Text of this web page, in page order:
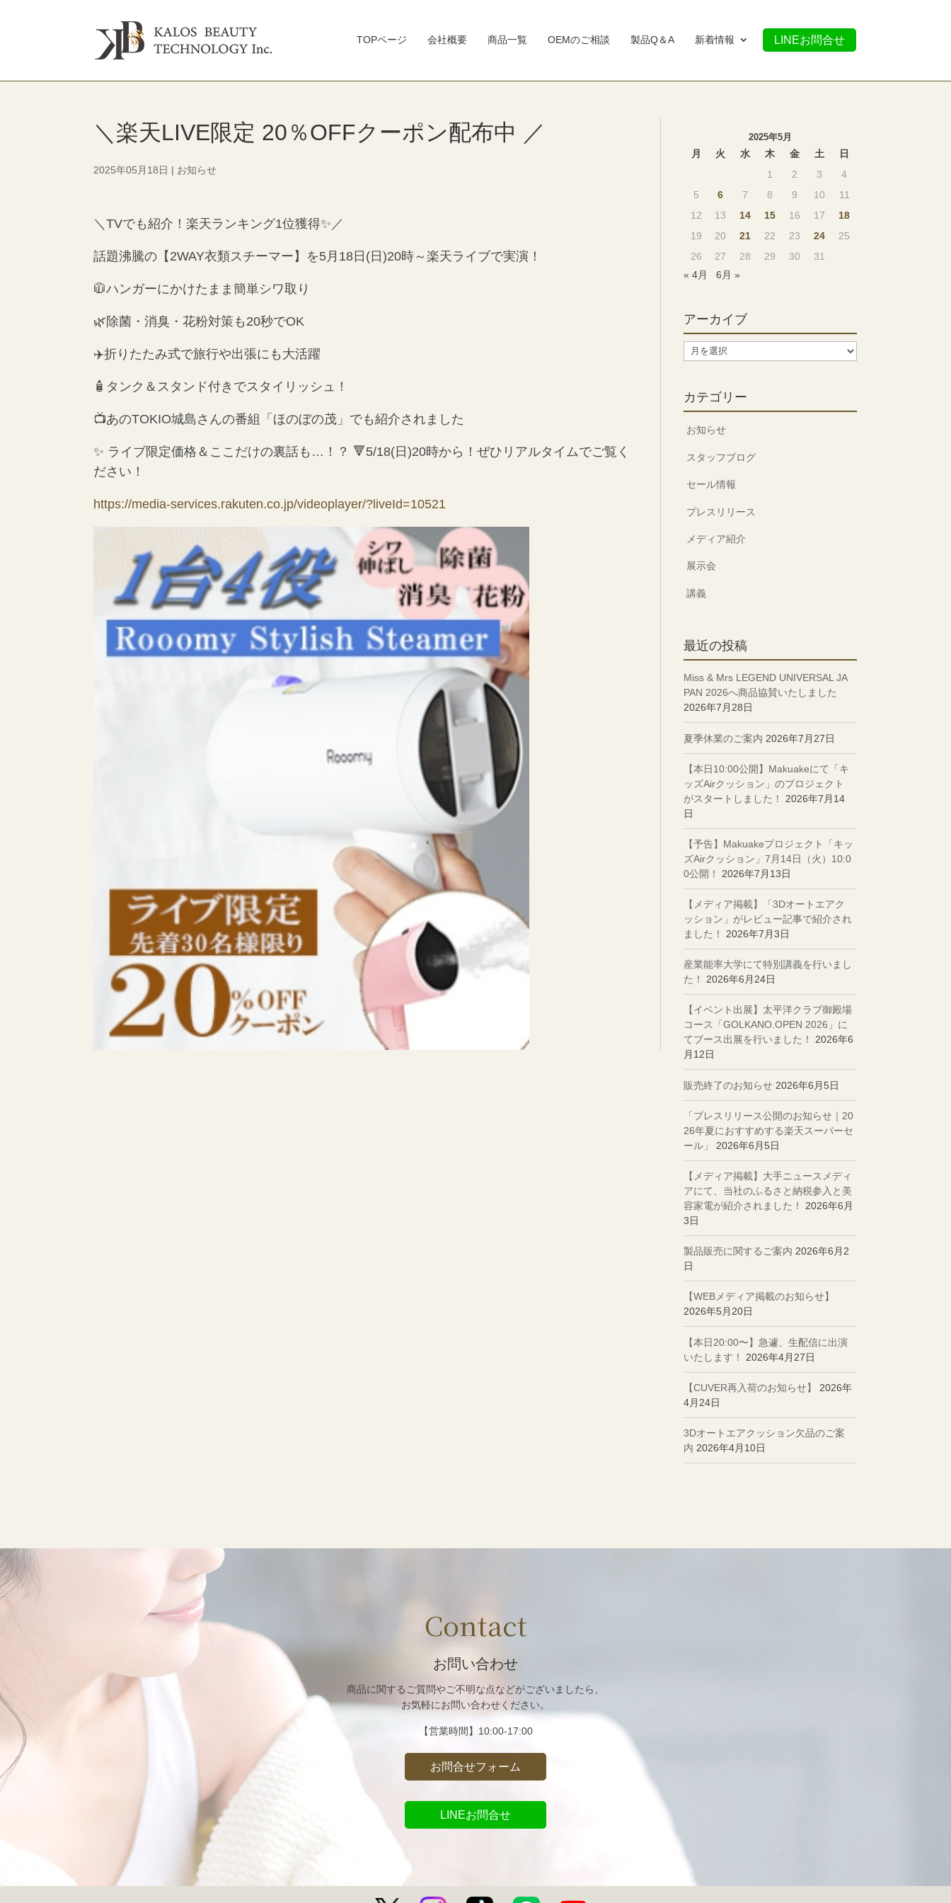
TOPページ 会社概要 商品一覧 OEMのご相談 製品Q＆A 新着情報 LINEお問合せ
＼楽天LIVE限定 20％OFFクーポン配布中 ／
2025年05月18日 | お知らせ
＼TVでも紹介！楽天ランキング1位獲得✨／
話題沸騰の【2WAY衣類スチーマー】を5月18日(日)20時～楽天ライブで実演！
🧥ハンガーにかけたまま簡単シワ取り
🌿除菌・消臭・花粉対策も20秒でOK
✈️折りたたみ式で旅行や出張にも大活躍
🧴タンク＆スタンド付きでスタイリッシュ！
📺あのTOKIO城島さんの番組「ほのぼの茂」でも紹介されました
✨ ライブ限定価格＆ここだけの裏話も…！？ 🔻5/18(日)20時から！ぜひリアルタイムでご覧く
ださい！
https://media-services.rakuten.co.jp/videoplayer/?liveId=10521
2025年5月
月 火 水 木 金 土
日
1
2 3
4
5
6 7 8 9 10
11
12
13 14 15 16 17
18
19
20 21 22 23 24
25
26
27 28 29 30
31
« 4月
6月 »
アーカイブ
ア
ー
イ
ブ
カテゴリー
お知らせ
スタッフブログ
セール情報
プレスリリース
メディア紹介
展示会
講義
最近の投稿
Miss & Mrs LEGEND UNIVERSAL JA
PAN 2026へ商品協賛いたしました
2026年7月28日
夏季休業のご案内 2026年7月27日
【本日10:00公開】Makuakeにて「キ
ッズAirクッション」のプロジェクト
がスタートしました！
2026年7月14
日
【予告】Makuakeプロジェクト「キッ
ズAirクッション」7月14日（火）10:0
0公開！
2026年7月13日
【メディア掲載】「3Dオートエアク
ッション」がレビュー記事で紹介され
ました！
2026年7月3日
産業能率大学にて特別講義を行いまし
た！
2026年6月24日
【イベント出展】太平洋クラブ御殿場
コース「GOLKANO.OPEN 2026」に
てブース出展を行いました！
2026年6
月12日
販売終了のお知らせ 2026年6月5日
「プレスリリース公開のお知らせ｜20
26年夏におすすめする楽天スーパーセ
ール」
2026年6月5日
【メディア掲載】大手ニュースメディ
アにて、当社のふるさと納税参入と美
容家電が紹介されました！
2026年6月
3日
製品販売に関するご案内 2026年6月2
日
【WEBメディア掲載のお知らせ】
2026年5月20日
【本日20:00〜】急遽、生配信に出演
いたします！
2026年4月27日
【CUVER再入荷のお知らせ】
2026年
4月24日
3Dオートエアクッション欠品のご案
内 2026年4月10日
Contact
お問い合わせ
商品に関するご質問やご不明な点などがございましたら、
お気軽にお問い合わせください。
【営業時間】 10:00-17:00
お問合せフォーム
LINEお問合せ